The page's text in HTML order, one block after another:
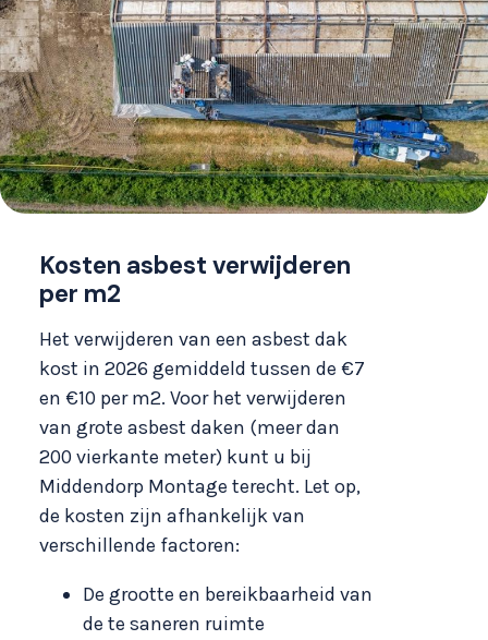
Kosten asbest verwijderen
per m2
Het verwijderen van een asbest dak
kost in 2026 gemiddeld tussen de €7
en €10 per m2. Voor het verwijderen
van grote asbest daken (meer dan
200 vierkante meter) kunt u bij
Middendorp Montage terecht. Let op,
de kosten zijn afhankelijk van
verschillende factoren:
De grootte en bereikbaarheid van
de te saneren ruimte